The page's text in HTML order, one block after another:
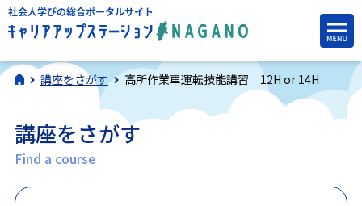
講座をさがす 高所作業車運転技能講習 12H or 14H
講座をさがす
Find a course